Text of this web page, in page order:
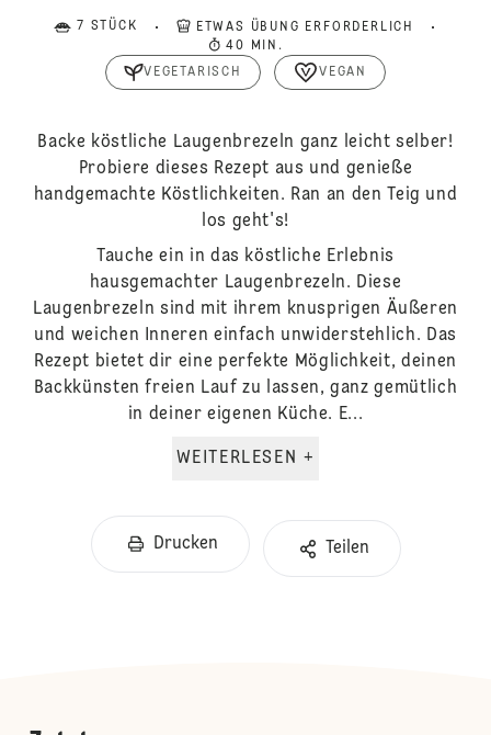
7 STÜCK
ETWAS ÜBUNG ERFORDERLICH
40 MIN.
VEGETARISCH
VEGAN
Backe köstliche Laugenbrezeln ganz leicht selber!
Probiere dieses Rezept aus und genieße
handgemachte Köstlichkeiten. Ran an den Teig und
los geht's!
Tauche ein in das köstliche Erlebnis
hausgemachter Laugenbrezeln. Diese
Laugenbrezeln sind mit ihrem knusprigen Äußeren
und weichen Inneren einfach unwiderstehlich. Das
Rezept bietet dir eine perfekte Möglichkeit, deinen
Backkünsten freien Lauf zu lassen, ganz gemütlich
in deiner eigenen Küche. E...
WEITERLESEN +
Drucken Teilen